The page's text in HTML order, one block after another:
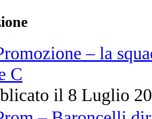
– la
C
il 8 Luglio